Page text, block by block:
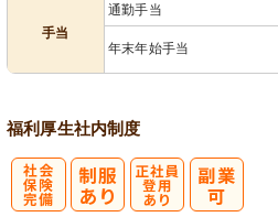
手当
通勤手当
年末年始手当
福利厚生社内制度